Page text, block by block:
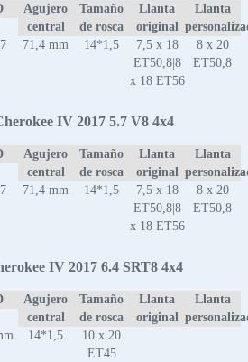
Agujero
central
Tamaño
de rosca
Llanta
original
Llanta
71,4 mm 14*1,5
7,5 x 18
ET50,8|8
x 18 ET56
8 x 20
ET50,8
IV 2017 5.7 V8 4x4
Agujero
central
Tamaño
de rosca
Llanta
original
Llanta
71,4 mm 14*1,5
7,5 x 18
ET50,8|8
x 18 ET56
8 x 20
ET50,8
IV 2017 6.4 SRT8 4x4
Agujero
central
Tamaño
de rosca
Llanta
original
Llanta
14*1,5
10 x 20
ET45